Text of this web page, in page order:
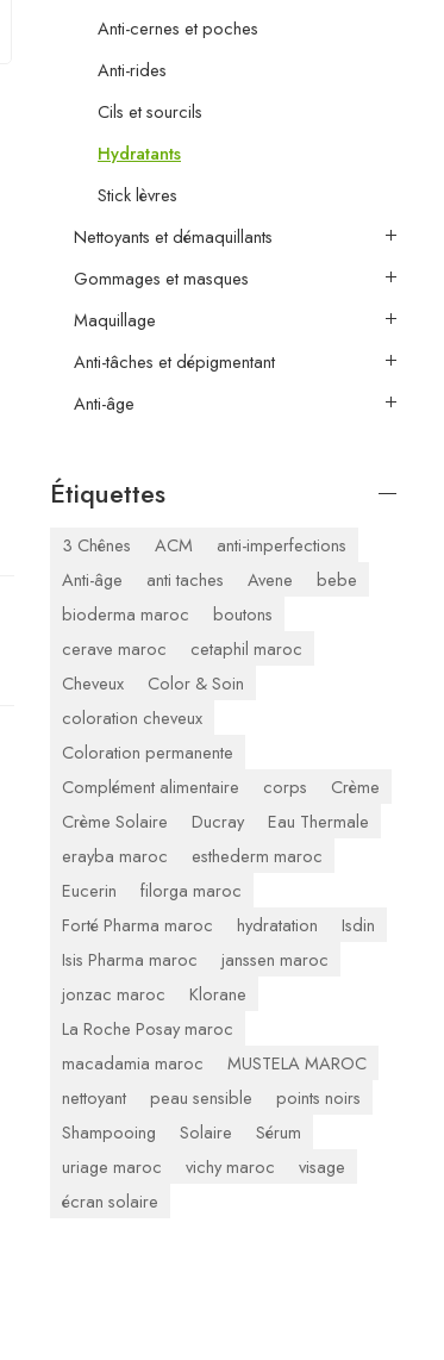
Anti-cernes et poches
Anti-rides
Cils et sourcils
Hydratants
Stick lèvres
Nettoyants et démaquillants
Gommages et masques
Maquillage
Anti-tâches et dépigmentant
Anti-âge
Étiquettes
3 Chênes ACM
anti-imperfections
Anti-âge
anti taches Avene
bebe
bioderma maroc
boutons
cerave maroc
cetaphil maroc
Cheveux
Color & Soin
coloration cheveux
Coloration permanente
Complément alimentaire
corps
Crème
Crème Solaire
Ducray
Eau Thermale
erayba maroc
esthederm maroc
Eucerin
filorga maroc
Forté Pharma maroc
hydratation
Isdin
Isis Pharma maroc
janssen maroc
jonzac maroc
Klorane
La Roche Posay maroc
macadamia maroc
MUSTELA MAROC
nettoyant
peau sensible
points noirs
Shampooing
Solaire
Sérum
uriage maroc
vichy maroc
visage
écran solaire